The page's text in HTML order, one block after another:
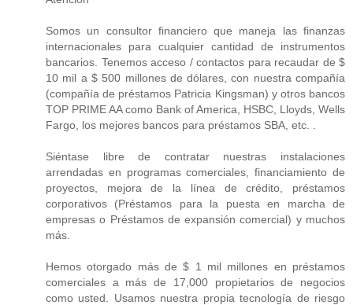
Somos un consultor financiero que maneja las finanzas
internacionales para cualquier cantidad de instrumentos
bancarios. Tenemos acceso / contactos para recaudar de $
10 mil a $ 500 millones de dólares, con nuestra compañía
(compañía de préstamos Patricia Kingsman) y otros bancos
TOP PRIME AA como Bank of America, HSBC, Lloyds, Wells
Fargo, los mejores bancos para préstamos SBA, etc. .
Siéntase libre de contratar nuestras instalaciones
arrendadas en programas comerciales, financiamiento de
proyectos, mejora de la línea de crédito, préstamos
corporativos (Préstamos para la puesta en marcha de
empresas o Préstamos de expansión comercial) y muchos
más.
Hemos otorgado más de $ 1 mil millones en préstamos
comerciales a más de 17,000 propietarios de negocios
como usted. Usamos nuestra propia tecnología de riesgo